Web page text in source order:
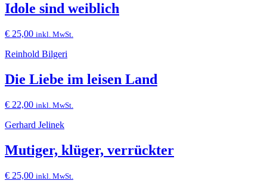
Idole sind weiblich
€ 25,00 inkl. MwSt.
Reinhold Bilgeri
Die Liebe im leisen Land
€ 22,00 inkl. MwSt.
Gerhard Jelinek
Mutiger, klüger, verrückter
€ 25,00 inkl. MwSt.